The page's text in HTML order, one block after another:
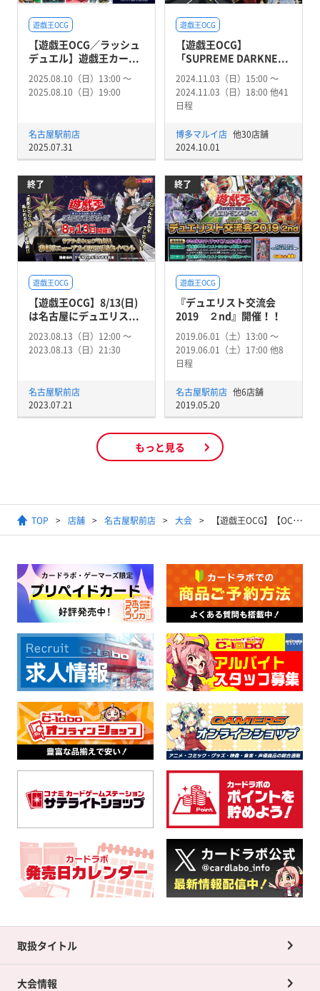
遊戯王OCG
【遊戯王OCG／ラッシュ
デュエル】遊戯王カー...
2025.08.10（日）13:00 〜
2025.08.10（日）19:00
名古屋駅前店
2025.07.31
遊戯王OCG
【遊戯王OCG】
「SUPREME DARKNE...
2024.11.03（日）15:00 〜
2024.11.03（日）18:00 他41
日程
博多マルイ店 他30店舗
2024.10.01
終了
遊戯王OCG
【遊戯王OCG】8/13(日)
は名古屋にデュエリス...
2023.08.13（日）12:00 〜
2023.08.13（日）21:30
名古屋駅前店
2023.07.21
終了
遊戯王OCG
『デュエリスト交流会
2019 ２nd』開催！！
2019.06.01（土）13:00 〜
2019.06.01（土）17:00 他8
日程
名古屋駅前店 他6店舗
2019.05.20
もっと見る
TOP 店舗 名古屋駅前店 大会 【遊戯王OCG】【OCG】デュエリスト交流会
取扱タイトル
大会情報